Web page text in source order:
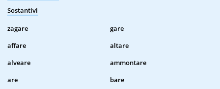
Sostantivi
zagare
gare
affare
altare
alveare
ammontare
are
bare